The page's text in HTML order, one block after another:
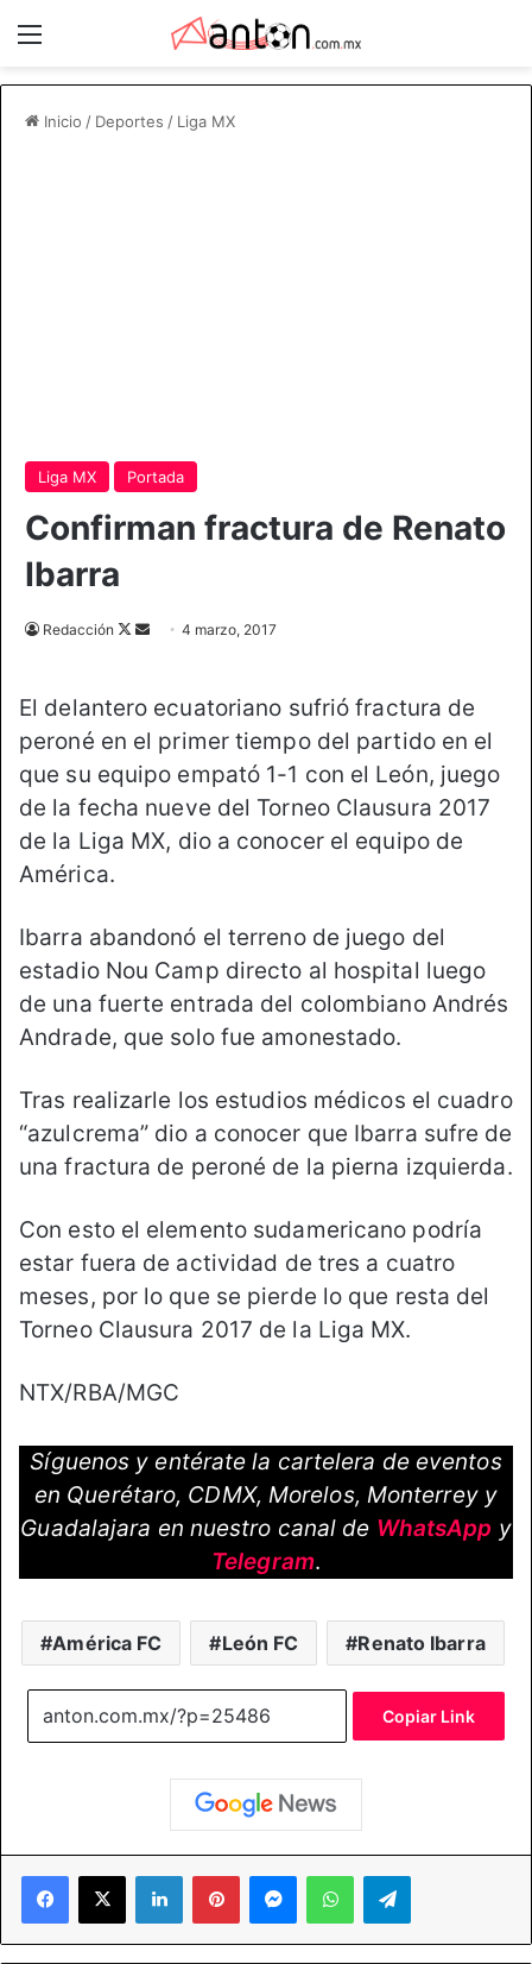
Inicio / Deportes / Liga MX
Liga MX Portada
Confirman fractura de Renato
Ibarra
Redacción
F
l
o
w
o
d
n
e
m
4 marzo, 2017
El delantero ecuatoriano sufrió fractura de
peroné en el primer tiempo del partido en el
que su equipo empató 1-1 con el León, juego
de la fecha nueve del Torneo Clausura 2017
de la Liga MX, dio a conocer el equipo de
América.
Ibarra abandonó el terreno de juego del
estadio Nou Camp directo al hospital luego
de una fuerte entrada del colombiano Andrés
Andrade, que solo fue amonestado.
Tras realizarle los estudios médicos el cuadro
“azulcrema” dio a conocer que Ibarra sufre de
una fractura de peroné de la pierna izquierda.
Con esto el elemento sudamericano podría
estar fuera de actividad de tres a cuatro
meses, por lo que se pierde lo que resta del
Torneo Clausura 2017 de la Liga MX.
NTX/RBA/MGC
Síguenos y entérate la cartelera de eventos
en Querétaro, CDMX, Morelos, Monterrey y
Guadalajara en nuestro canal de WhatsApp y
Telegram.
América FC León FC Renato Ibarra
Copiar Link